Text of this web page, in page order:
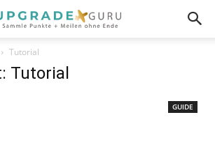
Tutorial
Tutorial
GUIDE